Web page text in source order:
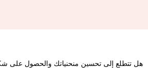
هل تتطلع إلى تحسين منحنياتك والحصول على